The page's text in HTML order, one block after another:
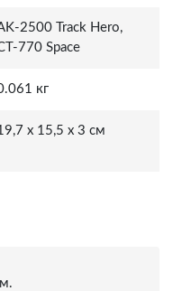
2500 Track Hero,
770 Space
кг
x 15,5 x 3 см